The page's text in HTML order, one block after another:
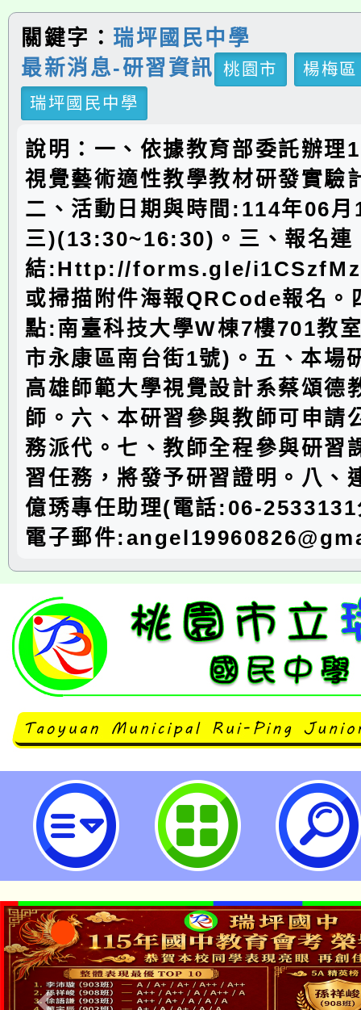
關鍵字： 瑞坪國民中學
最新消息-研習資訊
桃園市
楊梅區
瑞坪國民中學
說明：一、依據教育部委託辦理
視覺藝術適性教學教材研發實驗
二、活動日期與時間:114年06
三)(13:30~16:30)。三、報名連
結:Http://forms.gle/
或掃描附件海報QRCode報名。
點:南臺科技大學W棟7樓701教
市永康區南台街1號)。五、本場
高雄師範大學視覺設計系蔡頌德
師。六、本研習參與教師可申請
務派代。七、教師全程參與研習
習任務，將發予研習證明。八、
億琇專任助理(電話:06-
電子郵件
主旨：檢送教育部委託本校辦理
藝術教學應用推廣工作坊」-「AI
經驗分享」相關資料，請查照。-
中學